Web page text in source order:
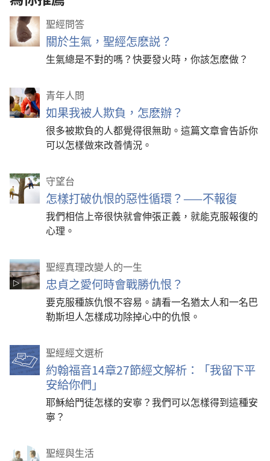
聖經問答
關於生氣，聖經怎麽説？
生氣總是不對的嗎？快要發火時，你該怎麽做？
青年人問
如果我被人欺負，怎麽辦？
很多被欺負的人都覺得很無助。這篇文章會告訴你
可以怎樣做來改善情況。
守望台
怎樣打破仇恨的惡性循環？——不報復
我們相信上帝很快就會伸張正義，就能克服報復的
心理。
聖經真理改變人的一生
忠貞之愛何時會戰勝仇恨？
要克服種族仇恨不容易。請看一名猶太人和一名巴
勒斯坦人怎樣成功除掉心中的仇恨。
聖經經文選析
約翰福音14章27節經文解析：「我留下平
安給你們」
耶穌給門徒怎樣的安寧？我們可以怎樣得到這種安
寧？
聖經與生活